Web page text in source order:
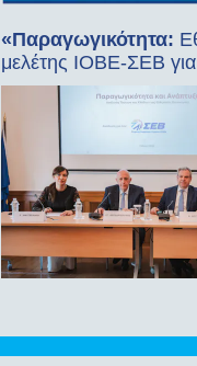
«Παραγωγικότητα:
μελέτης ΙΟΒΕ-ΣΕΒ για